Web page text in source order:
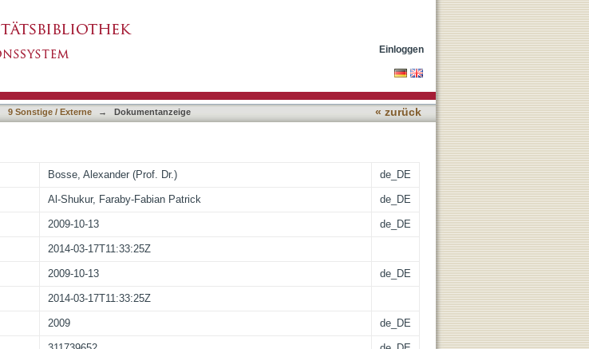
Einloggen
9 Sonstige / Externe → Dokumentanzeige « zurück
Bosse, Alexander (Prof. Dr.) de_DE
Al-Shukur, Faraby-Fabian Patrick de_DE
2009-10-13 de_DE
2014-03-17T11:33:25Z
2009-10-13 de_DE
2014-03-17T11:33:25Z
2009 de_DE